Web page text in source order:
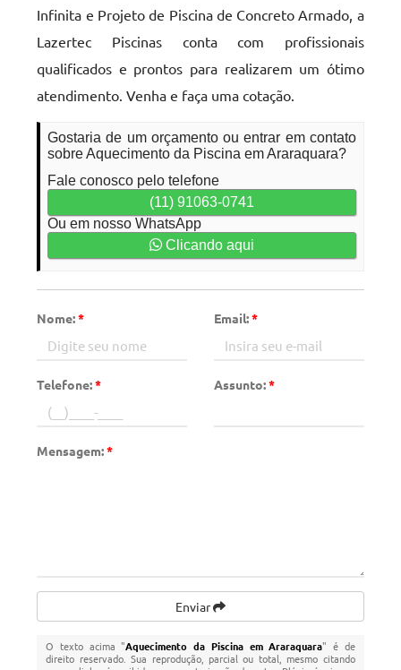
Infinita e Projeto de Piscina de Concreto Armado, a
Lazertec Piscinas conta com profissionais
qualificados e prontos para realizarem um ótimo
atendimento. Venha e faça uma cotação.
Gostaria de um orçamento ou entrar em contato
sobre Aquecimento da Piscina em Araraquara?
Fale conosco pelo telefone
(11) 91063-0741
Ou em nosso WhatsApp
Clicando aqui
Nome:* Email:*
Telefone:* Assunto:*
Mensagem:*
Enviar
O texto acima "Aquecimento da Piscina em Araraquara" é de
direito reservado. Sua reprodução, parcial ou total, mesmo citando